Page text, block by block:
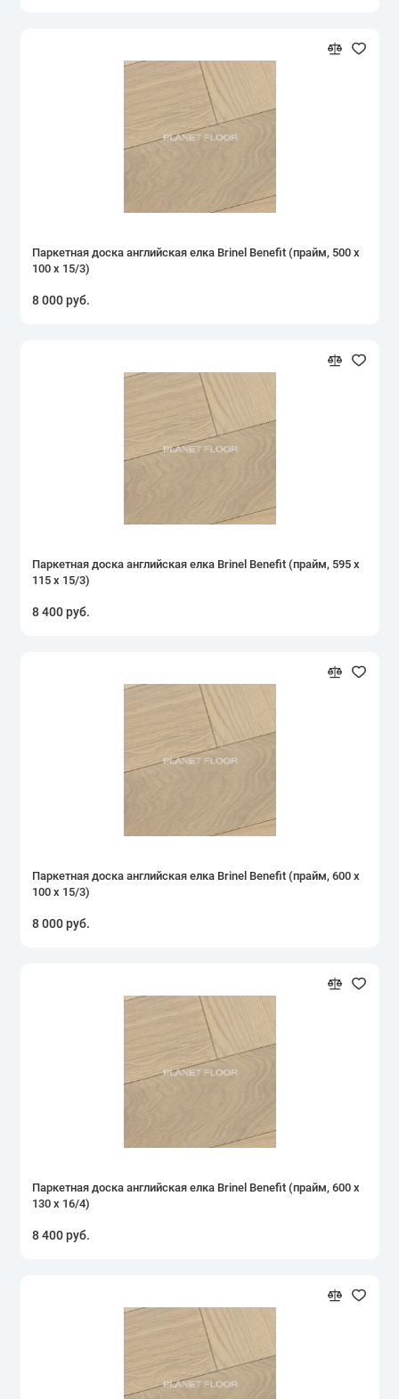
Паркетная доска английская елка Brinel Benefit (прайм, 500 х
100 х 15/3)
8 000 руб.
Паркетная доска английская елка Brinel Benefit (прайм, 595 х
115 х 15/3)
8 400 руб.
Паркетная доска английская елка Brinel Benefit (прайм, 600 х
100 х 15/3)
8 000 руб.
Паркетная доска английская елка Brinel Benefit (прайм, 600 х
130 х 16/4)
8 400 руб.